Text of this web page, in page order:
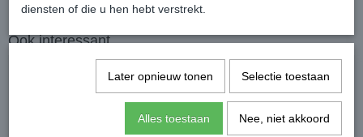
Ook interessant
diensten of die u hen hebt verstrekt.
Later opnieuw tonen Selectie toestaan
Alles toestaan Nee, niet akkoord